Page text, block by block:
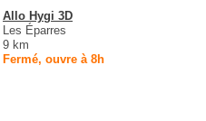
Allo Hygi 3D
Les Éparres
9 km
Fermé, ouvre à 8h